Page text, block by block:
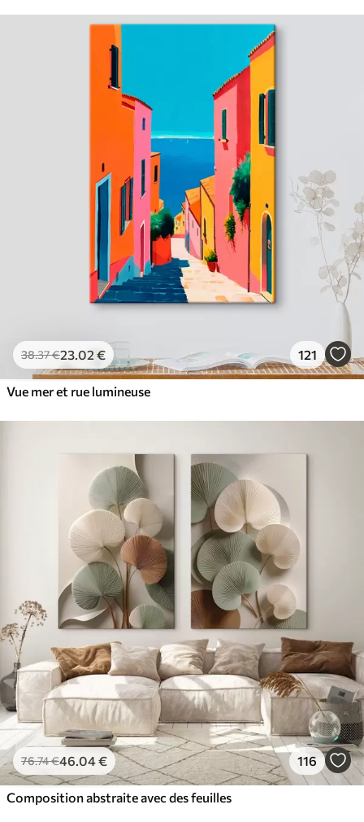
38.37€23.02 € 121
Vue mer et rue lumineuse
76.74€46.04€ 116
Composition abstraite avec des feuilles